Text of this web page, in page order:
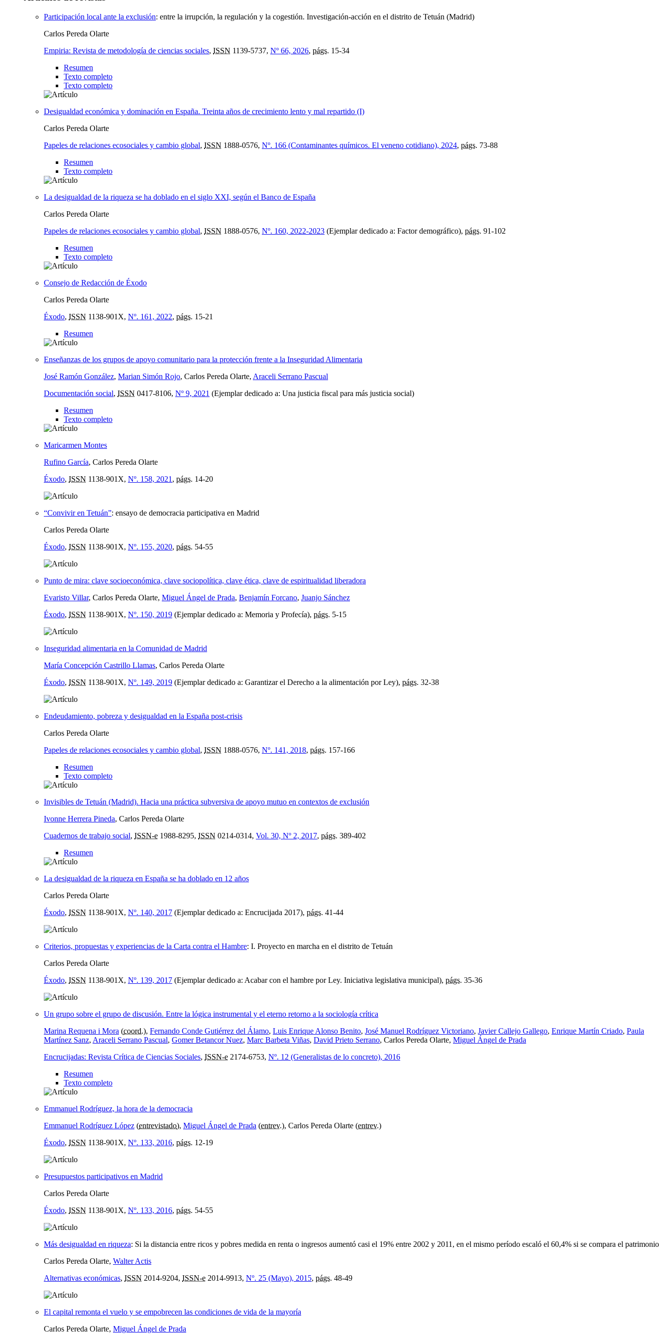
Participación local ante la exclusión: entre la irrupción, la regulación y la cogestión. Investigación-acción en el distrito de Tetuán (Madrid)
Carlos Pereda Olarte
Empiria: Revista de metodología de ciencias sociales, ISSN 1139-5737, Nº 66, 2026, págs. 15-34
Resumen
Texto completo
Texto completo
Desigualdad económica y dominación en España. Treinta años de crecimiento lento y mal repartido (I)
Carlos Pereda Olarte
Papeles de relaciones ecosociales y cambio global, ISSN 1888-0576, Nº. 166 (Contaminantes químicos. El veneno cotidiano), 2024, págs. 73-88
Resumen
Texto completo
La desigualdad de la riqueza se ha doblado en el siglo XXI, según el Banco de España
Carlos Pereda Olarte
Papeles de relaciones ecosociales y cambio global, ISSN 1888-0576, Nº. 160, 2022-2023 (Ejemplar dedicado a: Factor demográfico), págs. 91-102
Resumen
Texto completo
Consejo de Redacción de Éxodo
Carlos Pereda Olarte
Éxodo, ISSN 1138-901X, Nº. 161, 2022, págs. 15-21
Resumen
Enseñanzas de los grupos de apoyo comunitario para la protección frente a la Inseguridad Alimentaria
José Ramón González, Marian Simón Rojo, Carlos Pereda Olarte, Araceli Serrano Pascual
Documentación social, ISSN 0417-8106, Nº 9, 2021 (Ejemplar dedicado a: Una justicia fiscal para más justicia social)
Resumen
Texto completo
Maricarmen Montes
Rufino García, Carlos Pereda Olarte
Éxodo, ISSN 1138-901X, Nº. 158, 2021 , págs. 14-20
“Convivir en Tetuán”: ensayo de democracia participativa en Madrid
Carlos Pereda Olarte
Éxodo, ISSN 1138-901X, Nº. 155, 2020, págs. 54-55
Punto de mira: clave socioeconómica, clave sociopolítica, clave ética, clave de espiritualidad liberadora
Evaristo Villar, Carlos Pereda Olarte, Miguel Ángel de Prada, Benjamín Forcano, Juanjo Sánchez
Éxodo, ISSN 1138-901X, Nº. 150, 2019 (Ejemplar dedicado a: Memoria y Profecía), págs. 5-15
Inseguridad alimentaria en la Comunidad de Madrid
María Concepción Castrillo Llamas, Carlos Pereda Olarte
Éxodo, ISSN 1138-901X, Nº. 149, 2019 (Ejemplar dedicado a: Garantizar el Derecho a la alimentación por Ley), págs. 32-38
Endeudamiento, pobreza y desigualdad en la España post-crisis
Carlos Pereda Olarte
Papeles de relaciones ecosociales y cambio global, ISSN 1888-0576, Nº. 141, 2018, págs. 157-166
Resumen
Texto completo
Invisibles de Tetuán (Madrid). Hacia una práctica subversiva de apoyo mutuo en contextos de exclusión
Ivonne Herrera Pineda, Carlos Pereda Olarte
Cuadernos de trabajo social, ISSN-e 1988-8295, ISSN 0214-0314, Vol. 30, Nº 2, 2017, págs. 389-402
Resumen
La desigualdad de la riqueza en España se ha doblado en 12 años
Carlos Pereda Olarte
Éxodo, ISSN 1138-901X, Nº. 140, 2017 (Ejemplar dedicado a: Encrucijada 2017), págs. 41-44
Criterios, propuestas y experiencias de la Carta contra el Hambre: I. Proyecto en marcha en el distrito de Tetuán
Carlos Pereda Olarte
Éxodo, ISSN 1138-901X, Nº. 139, 2017 (Ejemplar dedicado a: Acabar con el hambre por Ley. Iniciativa legislativa municipal), págs. 35-36
Un grupo sobre el grupo de discusión. Entre la lógica instrumental y el eterno retorno a la sociología crítica
Marina Requena i Mora (coord.), Fernando Conde Gutiérrez del Álamo, Luis Enrique Alonso Benito, José Manuel Rodríguez Victoriano, Javier Callejo Gallego, Enrique Martín Criado, Paula
Martínez Sanz, Araceli Serrano Pascual, Gomer Betancor Nuez, Marc Barbeta Viñas, David Prieto Serrano, Carlos Pereda Olarte, Miguel Ángel de Prada
Encrucijadas: Revista Crítica de Ciencias Sociales, ISSN-e 2174-6753, Nº. 12 (Generalistas de lo concreto), 2016
Resumen
Texto completo
Emmanuel Rodríguez, la hora de la democracia
Emmanuel Rodríguez López (entrevistado), Miguel Ángel de Prada (entrev.), Carlos Pereda Olarte (entrev.)
Éxodo, ISSN 1138-901X, Nº. 133, 2016, págs. 12-19
Presupuestos participativos en Madrid
Carlos Pereda Olarte
Éxodo, ISSN 1138-901X, Nº. 133, 2016, págs. 54-55
Más desigualdad en riqueza: Si la distancia entre ricos y pobres medida en renta o ingresos aumentó casi el 19% entre 2002 y 2011, en el mismo período escaló el 60,4% si se compara el patrimonio
Carlos Pereda Olarte, Walter Actis
Alternativas económicas, ISSN 2014-9204, ISSN-e 2014-9913, Nº. 25 (Mayo), 2015, págs. 48-49
El capital remonta el vuelo y se empobrecen las condiciones de vida de la mayoría
Carlos Pereda Olarte, Miguel Ángel de Prada